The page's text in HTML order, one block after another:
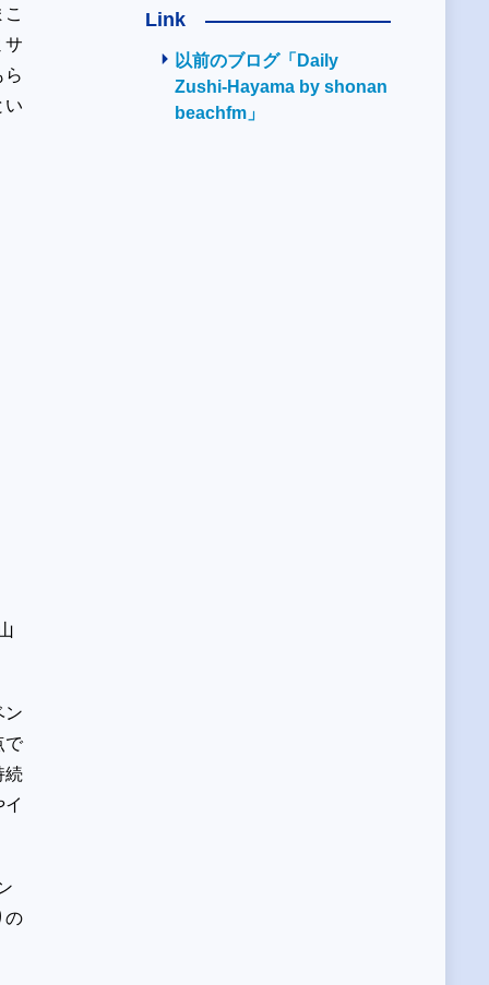
サ
ら
い
ン
で
続
の
Link
以前のブログ「Daily
Zushi-Hayama by shonan
beachfm」